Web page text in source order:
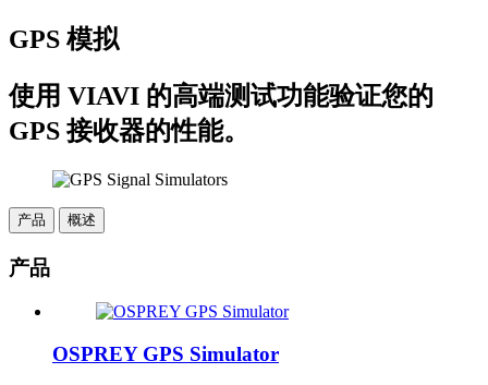
GPS 模拟
使用 VIAVI 的高端测试功能验证您的
GPS 接收器的性能。
产品 概述
产品
OSPREY GPS Simulator